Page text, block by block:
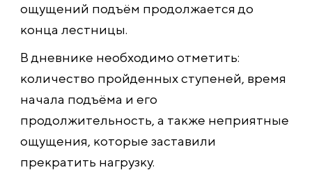
ощущений подъём продолжается до
конца лестницы.
В дневнике необходимо отметить:
количество пройденных ступеней, время
начала подъёма и его
продолжительность, а также неприятные
ощущения, которые заставили
прекратить нагрузку.